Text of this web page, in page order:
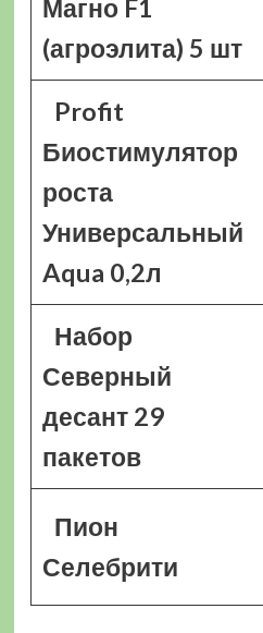
Магно F1
(агроэлита) 5 шт
Profit
Биостимулятор
роста
Универсальный
Aqua 0,2л
Набор
Северный
десант 29
пакетов
Пион
Селебрити